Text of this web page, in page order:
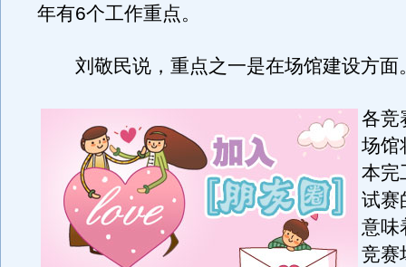
年有6个工作重点。
刘敬民说，重点之一是在场馆建设方面
各竞
场馆
本完
试赛
意味
竞赛